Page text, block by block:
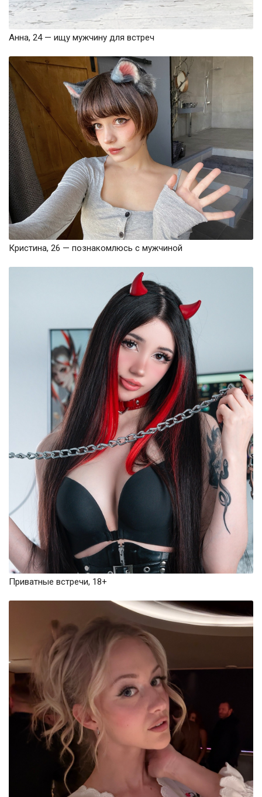
Анна, 24 — ищу мужчину для встреч
Кристина, 26 — познакомлюсь с мужчиной
Приватные встречи, 18+